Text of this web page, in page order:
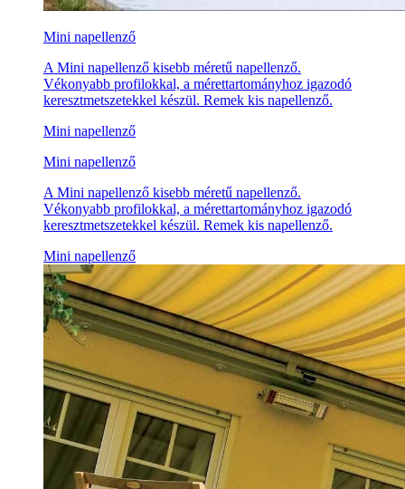
Mini napellenző
A Mini napellenző kisebb méretű napellenző.
Vékonyabb profilokkal, a mérettartományhoz igazodó
keresztmetszetekkel készül. Remek kis napellenző.
Mini napellenző
Mini napellenző
A Mini napellenző kisebb méretű napellenző.
Vékonyabb profilokkal, a mérettartományhoz igazodó
keresztmetszetekkel készül. Remek kis napellenző.
Mini napellenző